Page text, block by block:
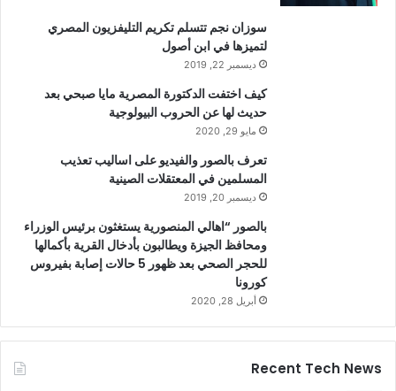
سوزان نجم تتسلم تكريم التليفزيون المصري
لتميزها في ابن أصول
ديسمبر 22, 2019
كيف اختفت الدكتورة المصرية مايا صبحي بعد
حديث لها عن الحروب البيولوجية
مايو 29, 2020
تعرف بالصور والفيديو على اساليب تعذيب
المسلمين في المعتقلات الصينية
ديسمبر 20, 2019
بالصور “اهالي المنصورية يستغثون برئيس الوزراء
ومحافظ الجيزة ويطالبون بأدخال القرية بأكمالها
للحجر الصحي بعد ظهور 5 حالات إصابة بفيروس
كورونا
أبريل 28, 2020
Recent Tech News